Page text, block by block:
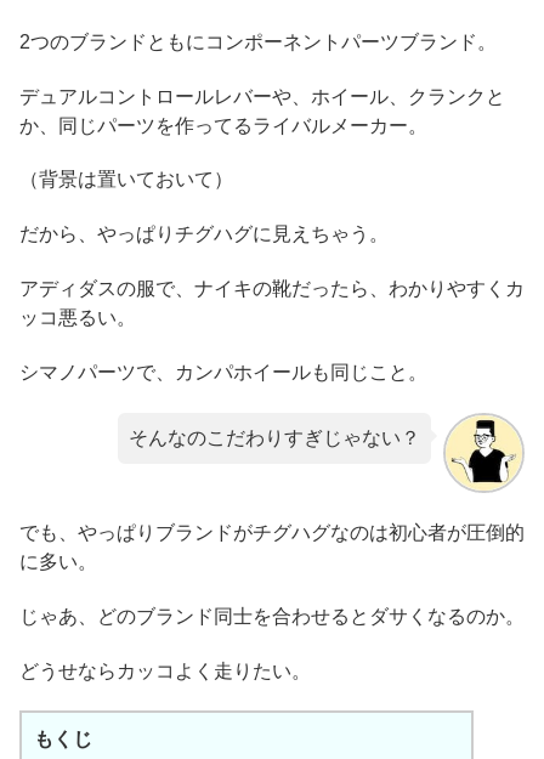
2つのブランドともにコンポーネントパーツブランド。
デュアルコントロールレバーや、ホイール、クランクと
か、同じパーツを作ってるライバルメーカー。
（背景は置いておいて）
だから、やっぱりチグハグに見えちゃう。
アディダスの服で、ナイキの靴だったら、わかりやすくカ
ッコ悪るい。
シマノパーツで、カンパホイールも同じこと。
そんなのこだわりすぎじゃない？
でも、やっぱりブランドがチグハグなのは初心者が圧倒的
に多い。
じゃあ、どのブランド同士を合わせるとダサくなるのか。
どうせならカッコよく走りたい。
もくじ